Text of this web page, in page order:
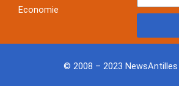
Economie
© 2008 – 2023